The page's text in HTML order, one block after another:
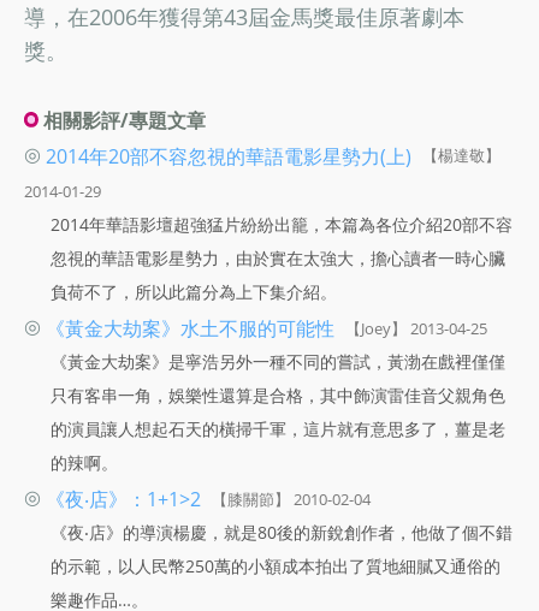
導，在2006年獲得第43屆金馬獎最佳原著劇本
獎。
相關影評/專題文章
◎ 2014年20部不容忽視的華語電影星勢力(上)
【楊達敬】
2014-01-29
2014年華語影壇超強猛片紛紛出籠，本篇為各位介紹20部不容
忽視的華語電影星勢力，由於實在太強大，擔心讀者一時心臟
負荷不了，所以此篇分為上下集介紹。
◎ 《黃金大劫案》水土不服的可能性 【Joey】 2013-04-25
《黃金大劫案》是寧浩另外一種不同的嘗試，黃渤在戲裡僅僅
只有客串一角，娛樂性還算是合格，其中飾演雷佳音父親角色
的演員讓人想起石天的橫掃千軍，這片就有意思多了，薑是老
的辣啊。
◎ 《夜‧店》：1+1>2 【膝關節】 2010-02-04
《夜‧店》的導演楊慶，就是80後的新銳創作者，他做了個不錯
的示範，以人民幣250萬的小額成本拍出了質地細膩又通俗的
樂趣作品…。